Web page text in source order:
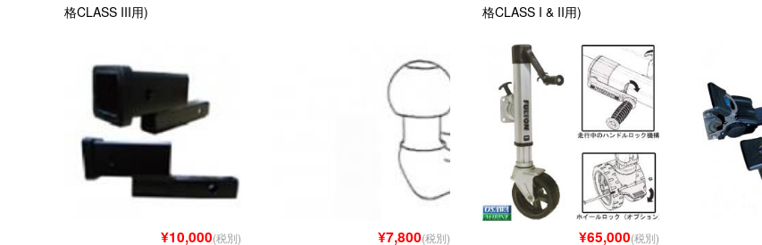
格CLASS III用)
格CLASS I & II用)
¥10,000(税別) ¥7,800(税別) ¥65,000(税別)